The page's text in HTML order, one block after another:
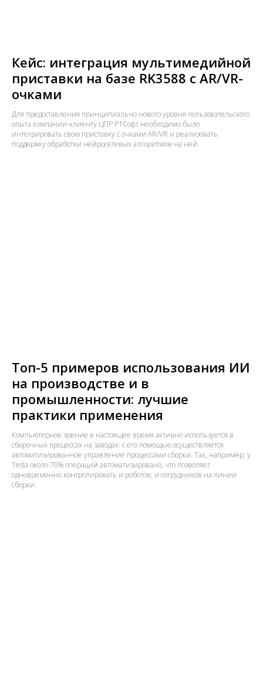
Кейс: интеграция мультимедийной
приставки на базе RK3588 с AR/VR-
очками
Для предоставления принципиально нового уровня пользовательского
опыта компании-клиенту ЦПР РТСофт необходимо было
интегрировать свою приставку с очками AR/VR и реализовать
поддержку обработки нейросетевых алгоритмов на ней.
Топ-5 примеров использования ИИ
на производстве и в
промышленности: лучшие
практики применения
Компьютерное зрение в настоящее время активно используется в
сборочных процессах на заводах: с его помощью осуществляется
автоматизированное управление процессами сборки. Так, например, у
Tesla около 70% операций автоматизировано, что позволяет
одновременно контролировать и роботов, и сотрудников на линии
сборки.